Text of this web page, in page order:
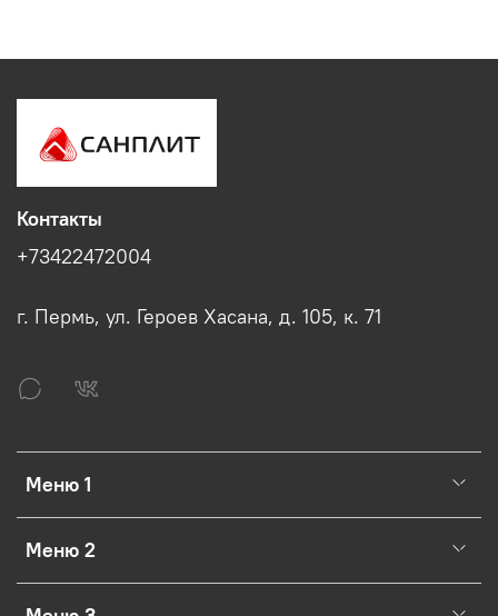
Меню 1
Меню 2
Контакты
+73422472004
г. Пермь, ул. Героев Хасана, д. 105, к. 71